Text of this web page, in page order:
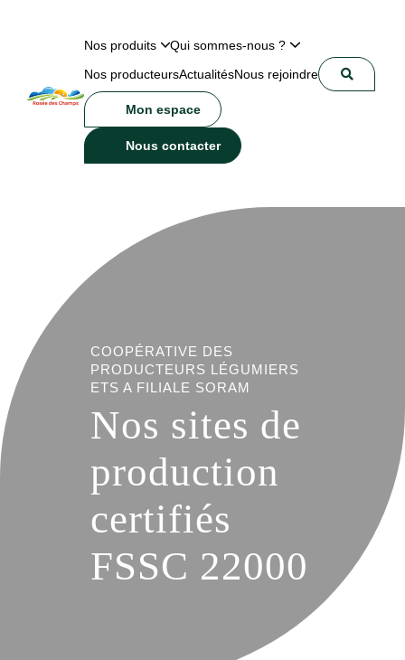
Nos produits
Qui sommes-nous ?
Nos producteursActualitésNous rejoindre
Mon espace
Nous contacter
COOPÉRATIVE DES
PRODUCTEURS LÉGUMIERS
ETS A FILIALE SORAM
Nos sites de
production
certifiés
FSSC 22000